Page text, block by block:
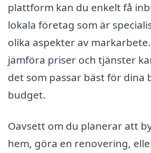
plattform kan du enkelt få
lokala företag som är
olika aspekter av
jämföra priser och tjänster
det som passar bäst för dina
budget.
Oavsett om du planerar att
hem, göra en renovering,